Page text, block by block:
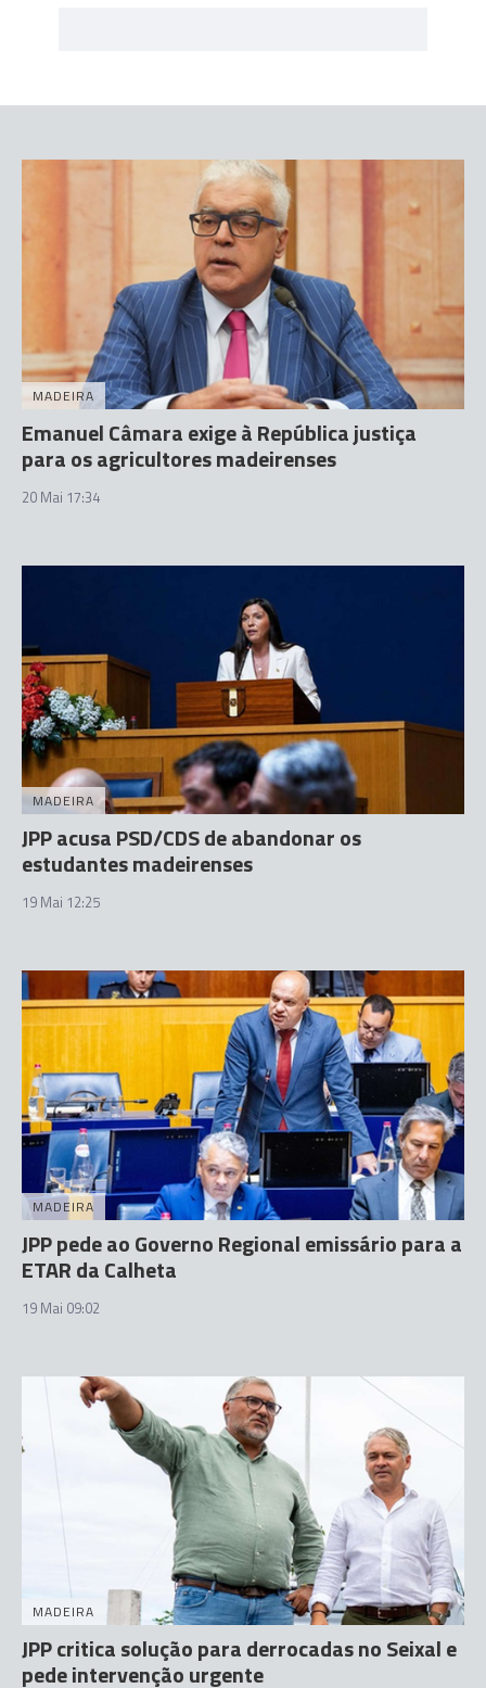
MADEIRA
Emanuel Câmara exige à República justiça
para os agricultores madeirenses
20 Mai 17:34
MADEIRA
JPP acusa PSD/CDS de abandonar os
estudantes madeirenses
19 Mai 12:25
MADEIRA
JPP pede ao Governo Regional emissário para a
ETAR da Calheta
19 Mai 09:02
MADEIRA
JPP critica solução para derrocadas no Seixal e
pede intervenção urgente